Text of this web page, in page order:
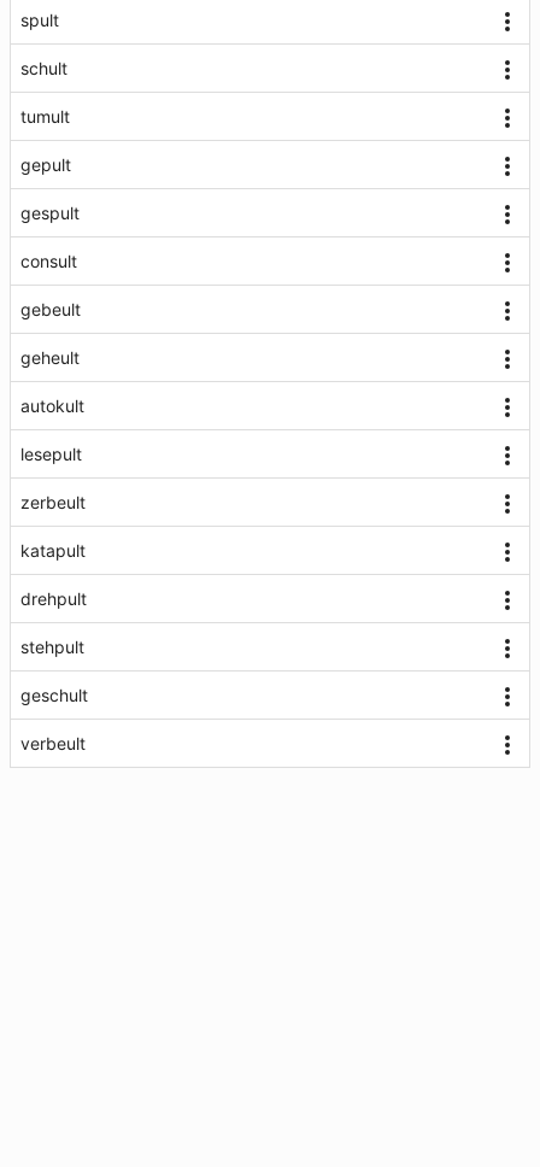
spult
schult
tumult
gepult
gespult
consult
gebeult
geheult
autokult
lesepult
zerbeult
katapult
drehpult
stehpult
geschult
verbeult